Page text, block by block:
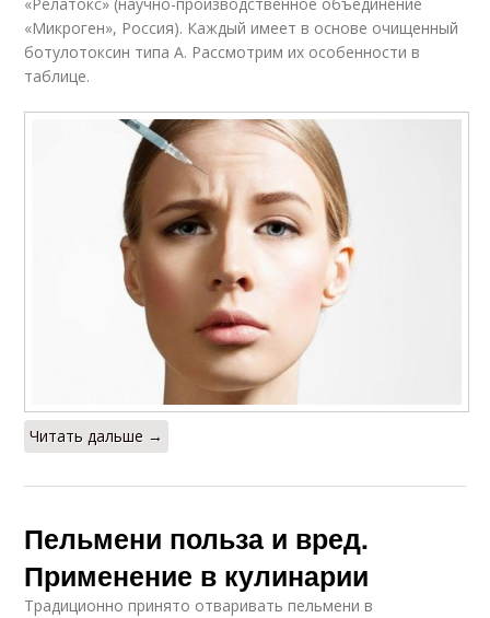
«Микроген», Россия). Каждый имеет в основе очищенный
ботулотоксин типа А. Рассмотрим их особенности в
таблице.
Читать дальше →
Пельмени польза и вред.
Применение в кулинарии
Традиционно принято отваривать пельмени в